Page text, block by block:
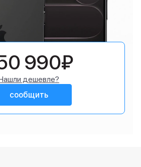
990₽
дешевле?
сообщить